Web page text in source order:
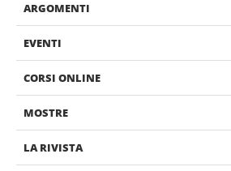
ARGOMENTI
EVENTI
CORSI ONLINE
MOSTRE
LA RIVISTA